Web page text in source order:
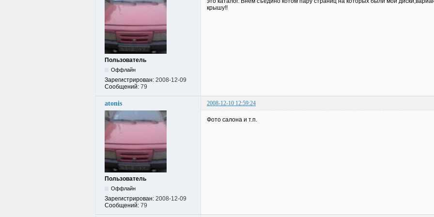
Пользователь
Оффлайн
Зарегистрирован: 2008-12-09
Сообщений: 79
крышу!!
atonis 2008-12-10 12:59:24
Пользователь
Оффлайн
Зарегистрирован: 2008-12-09
Сообщений: 79
Фото салона и т.п.